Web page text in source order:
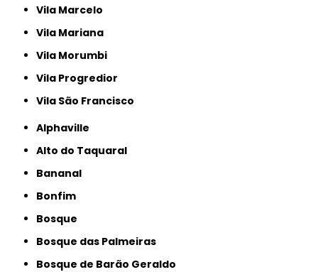
Vila Marcelo
Vila Mariana
Vila Morumbi
Vila Progredior
Vila São Francisco
Alphaville
Alto do Taquaral
Bananal
Bonfim
Bosque
Bosque das Palmeiras
Bosque de Barão Geraldo